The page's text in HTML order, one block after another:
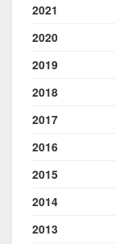
2021
2020
2019
2018
2017
2016
2015
2014
2013